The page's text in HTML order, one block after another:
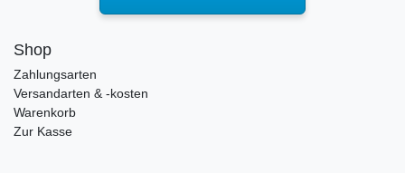
Shop
Zahlungsarten
Versandarten & -kosten
Warenkorb
Zur Kasse